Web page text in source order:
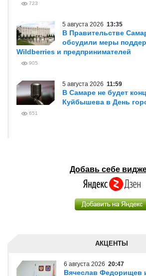
723
5 августа 2026 13:35
В Правительстве
обсудили меры
Wildberries и предпринимателей
905
5 августа 2026 11:59
В Самаре не будет
Куйбышева в День
651
Добавь себе
АКЦЕНТЫ
6 августа 2026 20:47
Вячеслав Федорищев